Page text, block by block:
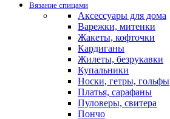
Вязание спицами
Аксессуары для дома
Варежки, митенки
Жакеты, кофточки
Кардиганы
Жилеты, безрукавки
Купальники
Носки, гетры, гольфы
Платья, сарафаны
Пуловеры, свитера
Пончо